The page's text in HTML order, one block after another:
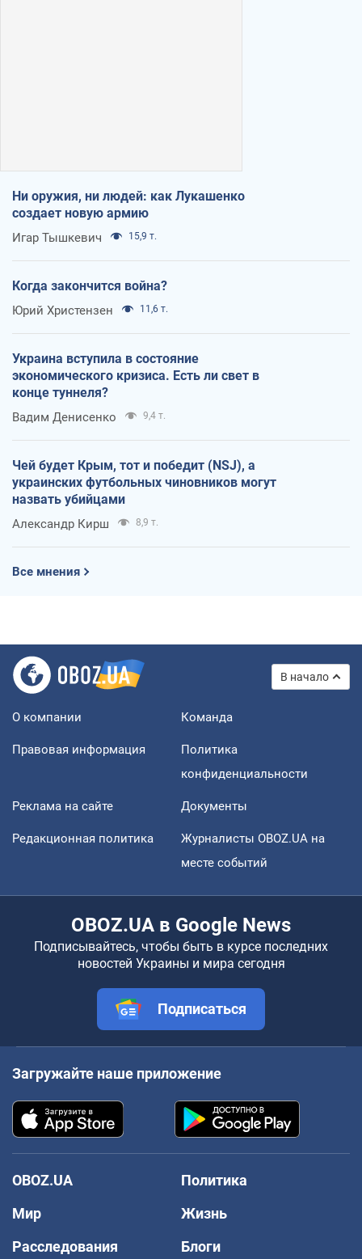
Ни оружия, ни людей: как Лукашенко
создает новую армию
Игар Тышкевич 15,9 т.
Когда закончится война?
Юрий Христензен 11,6 т.
Украина вступила в состояние
экономического кризиса. Есть ли свет в
конце туннеля?
Вадим Денисенко 9,4 т.
Чей будет Крым, тот и победит (NSJ), а
украинских футбольных чиновников могут
назвать убийцами
Александр Кирш 8,9 т.
Все мнения
В начало
О компании Команда
Правовая информация
Политика
конфиденциальности
Реклама на сайте Документы
Редакционная политика
Журналисты OBOZ.UA на
месте событий
OBOZ.UA в Google News
Подписывайтесь, чтобы быть в курсе последних
новостей Украины и мира сегодня
Подписаться
Загружайте наше приложение
OBOZ.UA
Политика
Мир
Жизнь
Расследования
Блоги